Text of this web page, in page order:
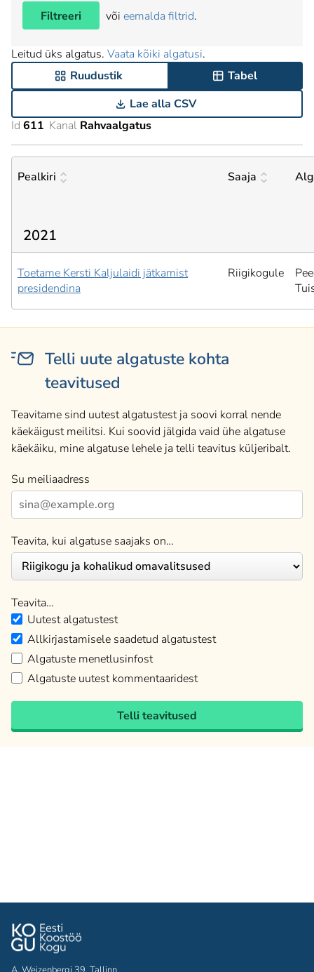
Filtreeri
või eemalda filtrid.
Leitud üks algatus. Vaata kõiki algatusi.
Ruudustik
Tabel
Lae alla CSV
Id 611 Kanal Rahvaalgatus
Pealkiri Saaja
2021
Toetame Kersti Kaljulaidi jätkamist
presidendina
Riigikogule
Telli uute algatuste kohta
teavitused
Teavitame sind uutest algatustest ja soovi korral nende
käekäigust meilitsi. Kui soovid jälgida vaid ühe algatuse
käekäiku, mine algatuse lehele ja telli teavitus küljeribalt.
Su meiliaadress
Teavita, kui algatuse saajaks on…
Teavita…
Uutest algatustest
Allkirjastamisele saadetud algatustest
Algatuste menetlusinfost
Algatuste uutest kommentaaridest
Telli teavitused